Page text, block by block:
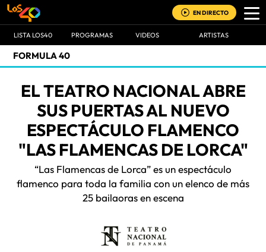
EN DIRECTO
LISTA LOS40 PROGRAMAS VIDEOS ARTISTAS
FORMULA 40
EL TEATRO NACIONAL ABRE
SUS PUERTAS AL NUEVO
ESPECTÁCULO FLAMENCO
"LAS FLAMENCAS DE LORCA"
“Las Flamencas de Lorca” es un espectáculo
flamenco para toda la familia con un elenco de más
25 bailaoras en escena